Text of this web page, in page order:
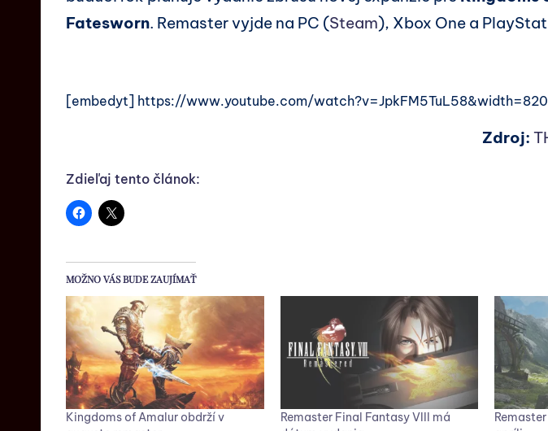
Fatesworn. Remaster vyjde na PC (Steam), Xbox One a
[embedyt] https://www.youtube.com/
Zdroj:
Zdieľaj tento článok:
MOŽNO VÁS BUDE ZAUJÍMAŤ
Kingdoms of Amalur obdrží v
Remaster Final Fantasy VIII má